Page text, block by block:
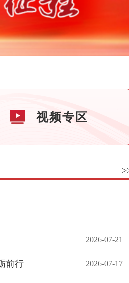
视频专区
2026-07-21
前行 2026-07-17